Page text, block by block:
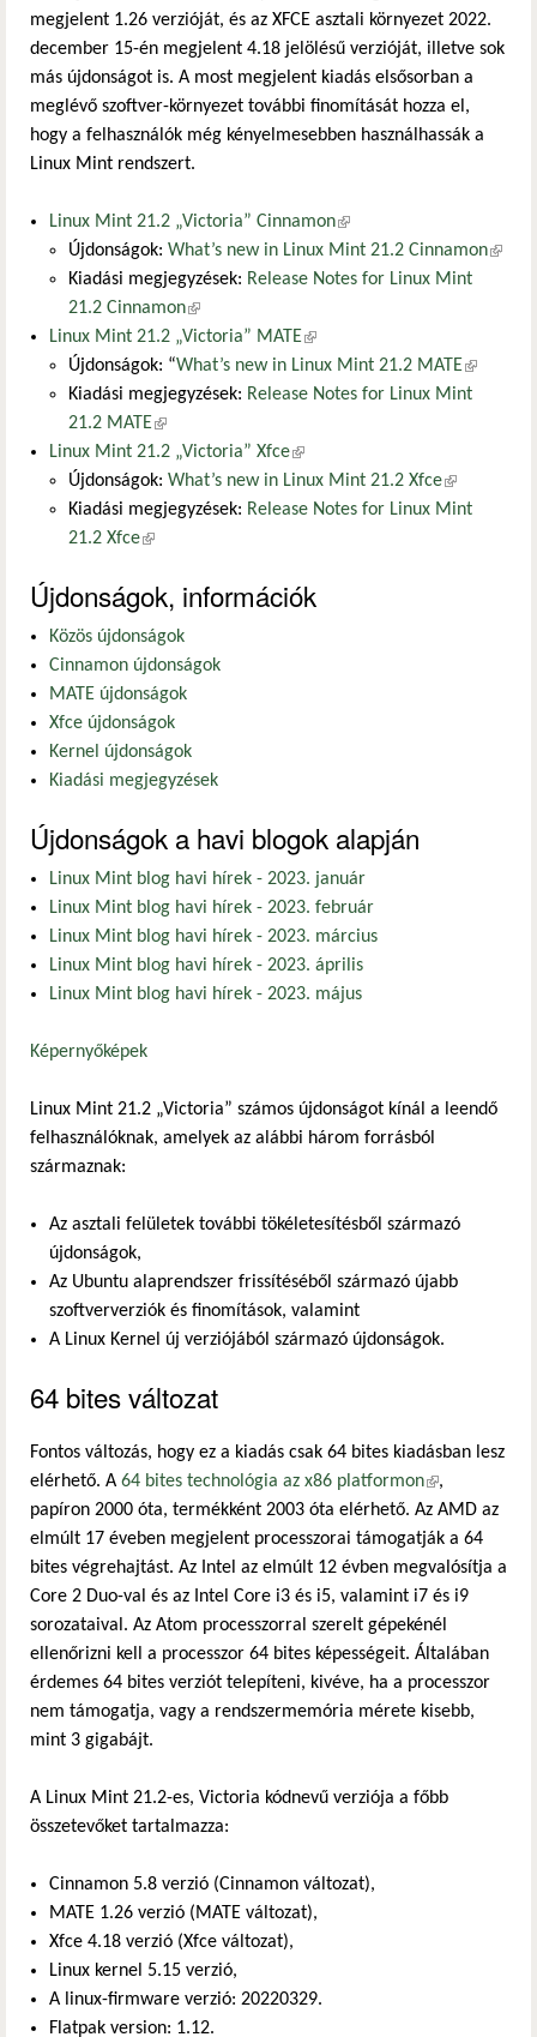
megjelent 1.26 verzióját, és az XFCE asztali környezet 2022.
december 15-én megjelent 4.18 jelölésű verzióját, illetve sok
más újdonságot is. A most megjelent kiadás elsősorban a
meglévő szoftver-környezet további finomítását hozza el,
hogy a felhasználók még kényelmesebben használhassák a
Linux Mint rendszert.
Linux Mint 21.2 „Victoria” Cinnamon(külső hivatkozás)
Újdonságok: What’s new in Linux Mint 21.2 Cinnamon(külső
Kiadási megjegyzések: Release Notes for Linux Mint
21.2 Cinnamon(külső hivatkozás)
Linux Mint 21.2 „Victoria” MATE(külső hivatkozás)
Újdonságok: “What’s new in Linux Mint 21.2 MATE(külső
Kiadási megjegyzések: Release Notes for Linux Mint
21.2 MATE(külső hivatkozás)
Linux Mint 21.2 „Victoria” Xfce(külső hivatkozás)
Újdonságok: What’s new in Linux Mint 21.2 Xfce(külső
hivatkozás)
Kiadási megjegyzések: Release Notes for Linux Mint
21.2 Xfce(külső hivatkozás)
Újdonságok, információk
Közös újdonságok
Cinnamon újdonságok
MATE újdonságok
Xfce újdonságok
Kernel újdonságok
Kiadási megjegyzések
Újdonságok a havi blogok alapján
Linux Mint blog havi hírek - 2023. január
Linux Mint blog havi hírek - 2023. február
Linux Mint blog havi hírek - 2023. március
Linux Mint blog havi hírek - 2023. április
Linux Mint blog havi hírek - 2023. május
Képernyőképek
Linux Mint 21.2 „Victoria” számos újdonságot kínál a leendő
felhasználóknak, amelyek az alábbi három forrásból
származnak:
Az asztali felületek további tökéletesítésből származó
újdonságok,
Az Ubuntu alaprendszer frissítéséből származó újabb
szoftververziók és finomítások, valamint
A Linux Kernel új verziójából származó újdonságok.
64 bites változat
Fontos változás, hogy ez a kiadás csak 64 bites kiadásban lesz
elérhető. A 64 bites technológia az x86 platformon(külső
hivatkozás)
,
papíron 2000 óta, termékként 2003 óta elérhető. Az AMD az
elmúlt 17 éveben megjelent processzorai támogatják a 64
bites végrehajtást. Az Intel az elmúlt 12 évben megvalósítja a
Core 2 Duo-val és az Intel Core i3 és i5, valamint i7 és i9
sorozataival. Az Atom processzorral szerelt gépekénél
ellenőrizni kell a processzor 64 bites képességeit. Általában
érdemes 64 bites verziót telepíteni, kivéve, ha a processzor
nem támogatja, vagy a rendszermemória mérete kisebb,
mint 3 gigabájt.
A Linux Mint 21.2-es, Victoria kódnevű verziója a főbb
összetevőket tartalmazza:
Cinnamon 5.8 verzió (Cinnamon változat),
MATE 1.26 verzió (MATE változat),
Xfce 4.18 verzió (Xfce változat),
Linux kernel 5.15 verzió,
A linux-firmware verzió: 20220329.
Flatpak version: 1.12.